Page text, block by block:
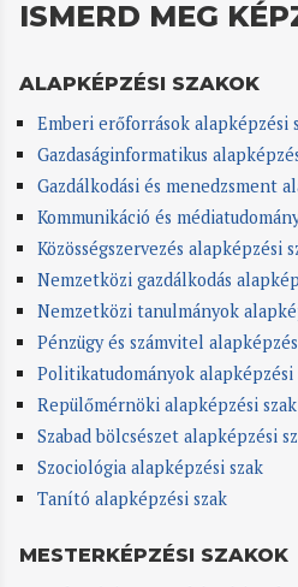
ISMERD MEG
ALAPKÉPZÉSI SZAKOK
Emberi erőforrások alapképzési
Gazdaságinformatikus
Gazdálkodási és menedzsment
Kommunikáció és
Közösségszervezés alapképzési
Nemzetközi gazdálkodás
Nemzetközi tanulmányok
Pénzügy és számvitel
Politikatudományok alapképzési
Repülőmérnöki alapképzési szak
Szabad bölcsészet alapképzési
Szociológia alapképzési szak
Tanító alapképzési szak
MESTERKÉPZÉSI SZAKOK